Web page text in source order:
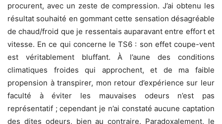
procurent, avec un zeste de compression. J’ai obtenu les
résultat souhaité en gommant cette sensation désagréable
de chaud/froid que je ressentais auparavant entre effort et
vitesse. En ce qui concerne le TS6 : son effet coupe-vent
est véritablement bluffant. À l’aune des conditions
climatiques froides qui approchent, et de ma faible
propension à transpirer, mon retour d’expérience sur leur
faculté à éviter les mauvaises odeurs n’est pas
représentatif ; cependant je n’ai constaté aucune captation
des dites odeurs, bien au contraire. Paradoxalement, le